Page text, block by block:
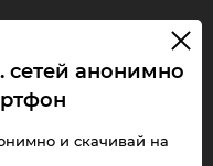
и
без
сетей анонимно
и скачивай на